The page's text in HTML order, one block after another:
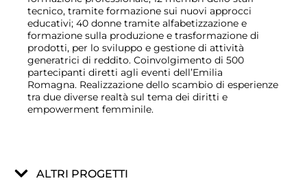
tecnico, tramite formazione sui nuovi approcci
educativi; 40 donne tramite alfabetizzazione e
formazione sulla produzione e trasformazione di
prodotti, per lo sviluppo e gestione di attività
generatrici di reddito. Coinvolgimento di 500
partecipanti diretti agli eventi dell’Emilia
Romagna. Realizzazione dello scambio di esperienze
tra due diverse realtà sul tema dei diritti e
empowerment femminile.
ALTRI PROGETTI